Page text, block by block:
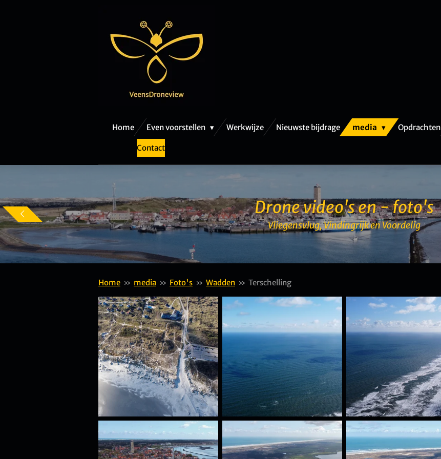
Home Even voorstellen Werkwijze Nieuwste bijdrage media Opdrachten
Contact
Drone video's en - foto's
Vliegensvlug, Vindingrijk en Voordelig
Home » media » Foto's » Wadden » Terschelling